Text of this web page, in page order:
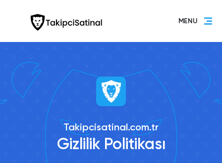
MENU
Takipcisatinal.com.tr
Gizlilik Politikası